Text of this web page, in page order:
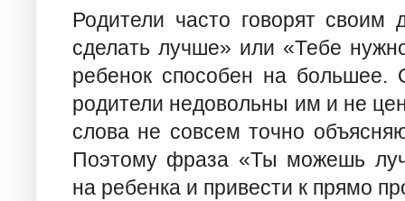
Родители часто говорят
сделать лучше» или «Тебе
ребенок способен на большее.
родители недовольны им и не
слова не совсем точно
Поэтому фраза «Ты можешь
на ребенка и привести к прямо